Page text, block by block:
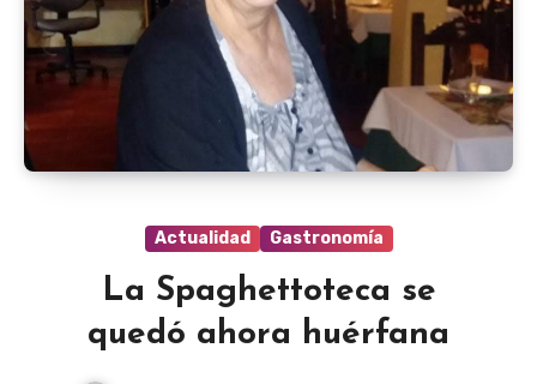
Actualidad Gastronomía
La Spaghettoteca se
quedó ahora huérfana